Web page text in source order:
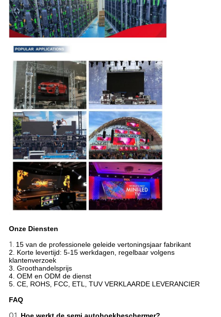
Onze Diensten
1. 15 van de professionele geleide vertoningsjaar fabrikant
2. Korte levertijd: 5-15 werkdagen, regelbaar volgens
klantenverzoek
3. Groothandelsprijs
4. OEM en ODM de dienst
5. CE, ROHS, FCC, ETL, TUV VERKLAARDE LEVERANCIER
FAQ
Q1. Hoe werkt de semi autohoekbeschermer?